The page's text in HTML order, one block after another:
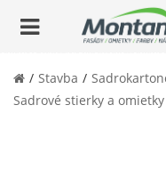
Stavba
Sadrové stierky a omietky